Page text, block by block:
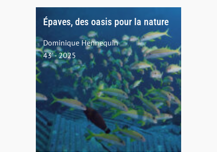
Épaves, des oasis pour la nature
Dominique Hennequin
43' - 2025